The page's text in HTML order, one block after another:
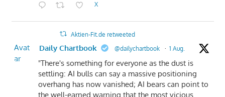
X
Aktien-Fit.de retweeted
Avat
ar
Daily Chartbook @dailychartbook · 1 Aug.
"There's something for everyone as the dust is
settling: AI bulls can say a massive positioning
overhang has now vanished; AI bears can point to
the well-earned warning that the most vicious